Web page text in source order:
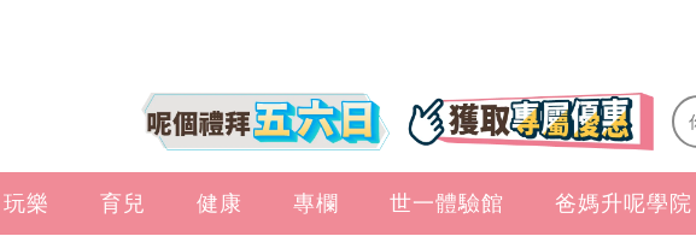
玩樂 育兒 健康 專欄 世一體驗館 爸媽升呢學院